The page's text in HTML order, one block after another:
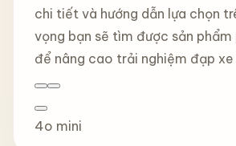
chi tiết và hướng dẫn lựa chọn
vọng bạn sẽ tìm được sản phẩm
để nâng cao trải nghiệm đạp xe
4o mini